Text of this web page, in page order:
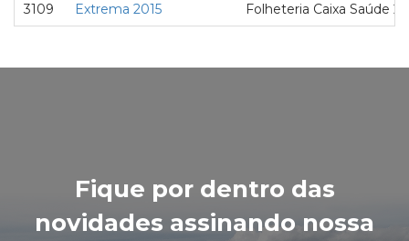
3109 Extrema 2015 Folheteria Caixa Saúde
Fique por dentro das
novidades assinando nossa